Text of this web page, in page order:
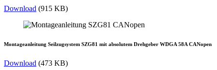
Download (915 KB)
Montageanleitung Seilzugsystem SZG81 mit absolutem Drehgeber WDGA 58A CANopen
Download (473 KB)